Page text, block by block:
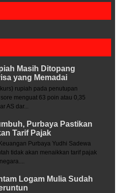
Masih Ditopang
yang Memadai
rupiah pada penutupan
menguat 63 poin atau 0,35
AS dar...
Purbaya Pastikan
Tarif Pajak
Purbaya Yudhi Sadewa
tidak akan menaikkan tarif pajak
Logam Mulia Sudah